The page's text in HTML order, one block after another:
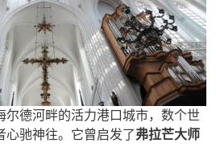
尔德河畔的活力港口城市，数个世
心驰神往。它曾启发了弗拉芒大师